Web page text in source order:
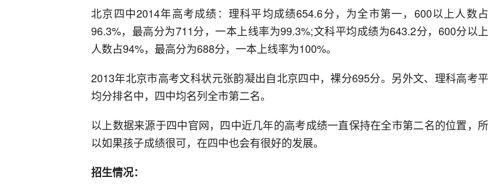
北京四中2014年高考成绩：理科平均成绩654.6分，为全市第一，600以上人数占
96.3%，最高分为711分，一本上线率为99.3%;文科平均成绩为643.2分，600分以上
人数占94%，最高分为688分，一本上线率为100%。
2013年北京市高考文科状元张韵凝出自北京四中，裸分695分。另外文、理科高考平
均分排名中，四中均名列全市第二名。
以上数据来源于四中官网，四中近几年的高考成绩一直保持在全市第二名的位置，所
以如果孩子成绩很可，在四中也会有很好的发展。
招生情况：